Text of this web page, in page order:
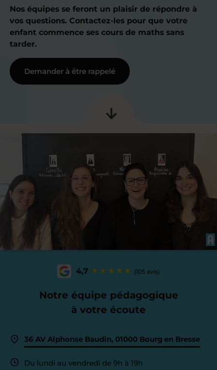
Nos équipes se feront un plaisir de répondre à
vos questions. Contactez-les pour que votre
enfant commence ses cours de maths sans
tarder.
Demander à être rappelé
4,7 (105 avis)
Notre équipe pédagogique
à votre écoute
36 AV Alphonse Baudin, 01000 Bourg en Bresse
Du lundi au vendredi de 9h à 19h